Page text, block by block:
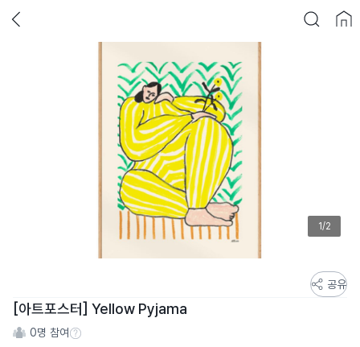
1/2
토
어
스
공유
[아트포스터] Yellow Pyjama
0명 참여참여 수 정보